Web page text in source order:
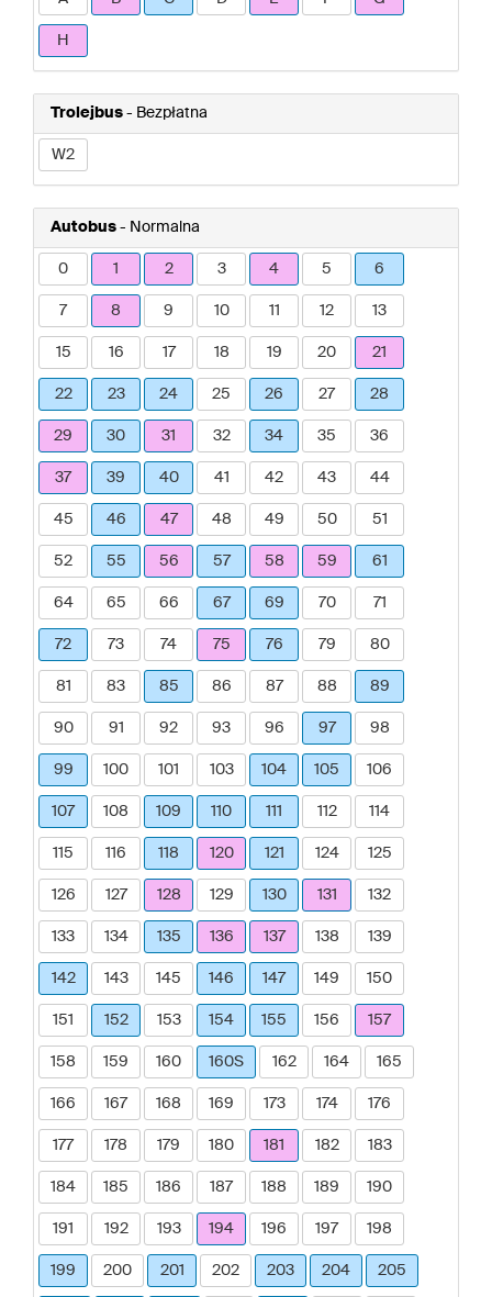
H
Trolejbus - Bezpłatna
W2
Autobus - Normalna
0 1 2 3 4 5 6
7 8 9 10 11 12 13
15 16 17 18 19 20 21
22 23 24 25 26 27 28
29 30 31 32 34 35 36
37 39 40 41 42 43 44
45 46 47 48 49 50 51
52 55 56 57 58 59 61
64 65 66 67 69 70 71
72 73 74 75 76 79 80
81 83 85 86 87 88 89
90 91 92 93 96 97 98
99 100 101 103 104 105 106
107 108 109 110 111 112 114
115 116 118 120 121 124 125
126 127 128 129 130 131 132
133 134 135 136 137 138 139
142 143 145 146 147 149 150
151 152 153 154 155 156 157
158 159 160 160S 162 164 165
166 167 168 169 173 174 176
177 178 179 180 181 182 183
184 185 186 187 188 189 190
191 192 193 194 196 197 198
199 200 201 202 203 204 205